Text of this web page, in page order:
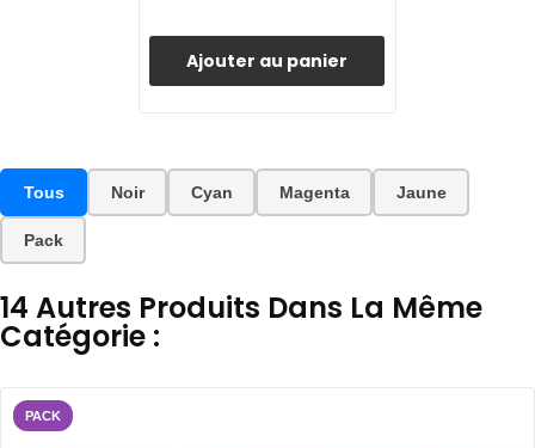
Ajouter au panier
Tous Noir Cyan Magenta Jaune
Pack
14 Autres Produits Dans La Même
Catégorie :
PACK